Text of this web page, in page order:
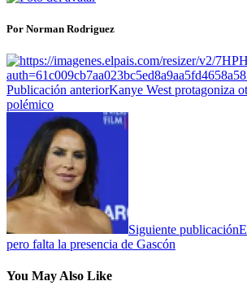
Por Norman Rodriguez
Publicación anteriorKanye West protagoniza
polémico
Siguiente publicación
pero falta la presencia de Gascón
You May Also Like